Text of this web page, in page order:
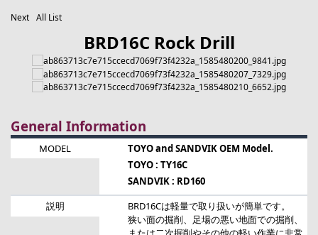
Next All List
BRD16C Rock Drill
General Information
MODEL
TOYO and SANDVIK OEM Model.
TOYO : TY16C
SANDVIK : RD160
説明
BRD16Cは軽量で取り扱いが簡単です。
狭い面の掘削、足場の悪い地面での掘削、